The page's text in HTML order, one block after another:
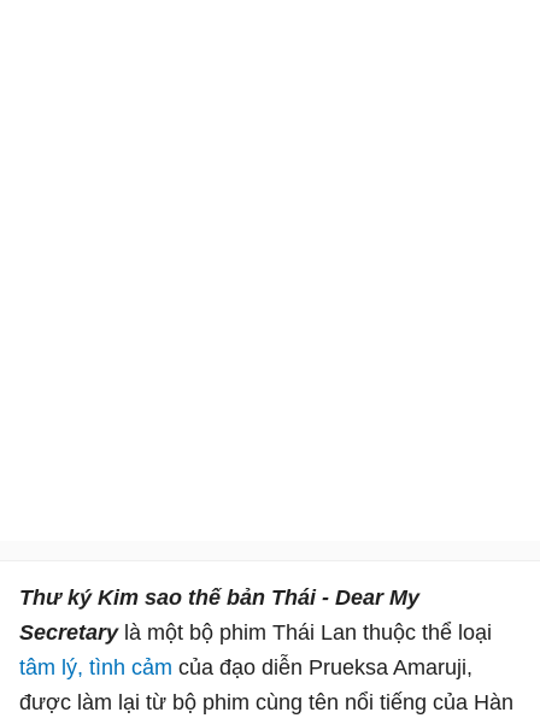
Thư ký Kim sao thế bản Thái - Dear My
Secretary là một bộ phim Thái Lan thuộc thể loại
tâm lý, tình cảm của đạo diễn Prueksa Amaruji,
được làm lại từ bộ phim cùng tên nổi tiếng của Hàn